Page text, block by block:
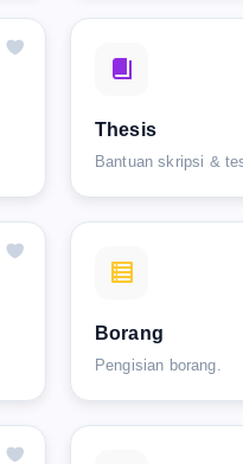
Thesis
Bantuan skripsi &
Borang
Pengisian borang.